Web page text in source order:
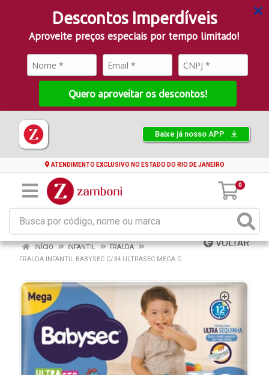
Descontos Imperdíveis
Aproveite preços especiais por tempo limitado!
Quero aproveitar os descontos!
Baixe já nosso APP
ATENDIMENTO EXCLUSIVO NO ESTADO DO RIO DE JANEIRO
0
VOLTAR
INÍCIO INFANTIL
FRALDA
FRALDA INFANTIL BABYSEC C/34 ULTRASEC MEGA G